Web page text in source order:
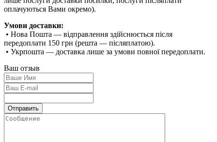
оплачуються Вами окремо).
Умови доставки:
• Нова Пошта — відправлення здійснюється після
передоплати 150 грн (решта — післяплатою).
• Укрпошта — доставка лише за умови повної передоплати.
Ваш отзыв